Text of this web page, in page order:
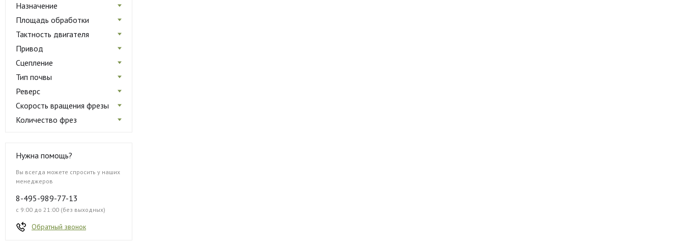
Назначение
Площадь обработки
Тактность двигателя
Привод
Сцепление
Тип почвы
Реверс
Скорость вращения фрезы
Количество фрез
Нужна помощь?
Вы всегда можете спросить у наших
менеджеров
8-495-989-77-13
с 9:00 до 21:00 (без выходных)
Обратный звонок